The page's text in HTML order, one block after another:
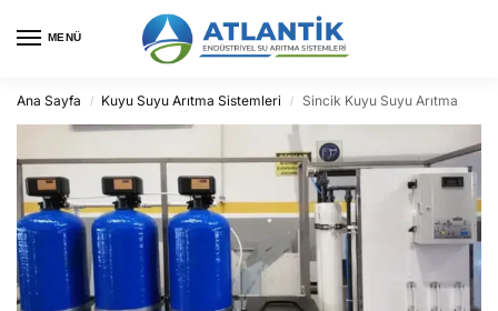
MENÜ
Ana Sayfa / Kuyu Suyu Arıtma Sistemleri / Sincik Kuyu Suyu Arıtma